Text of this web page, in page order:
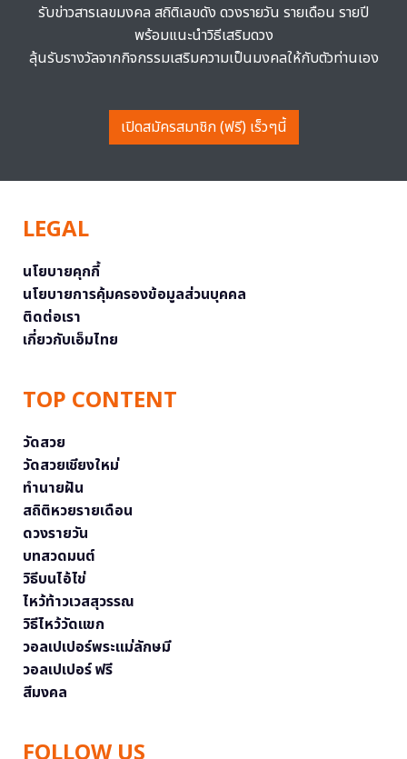
รับข่าวสารเลขมงคล สถิติเลขดัง ดวงรายวัน รายเดือน รายปี
พร้อมแนะนำวิธีเสริมดวง
ลุ้นรับรางวัลจากกิจกรรมเสริมความเป็นมงคลให้กับตัวท่านเอง
เปิดสมัครสมาชิก (ฟรี) เร็วๆนี้
LEGAL
นโยบายคุกกี้
นโยบายการคุ้มครองข้อมูลส่วนบุคคล
ติดต่อเรา
เกี่ยวกับเอ็มไทย
TOP CONTENT
วัดสวย
วัดสวยเชียงใหม่
ทำนายฝัน
สถิติหวยรายเดือน
ดวงรายวัน
บทสวดมนต์
วิธีบนไอ้ไข่
ไหว้ท้าวเวสสุวรรณ
วิธีไหว้วัดแขก
วอลเปเปอร์พระแม่ลักษมี
วอลเปเปอร์ ฟรี
สีมงคล